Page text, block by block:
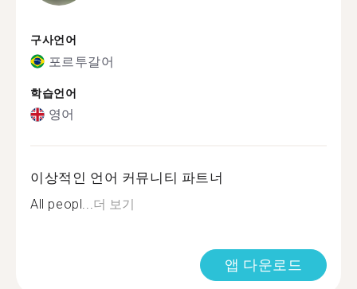
구사언어
포르투갈어
학습언어
영어
이상적인 언어 커뮤니티 파트너
All peopl...더 보기
앱 다운로드